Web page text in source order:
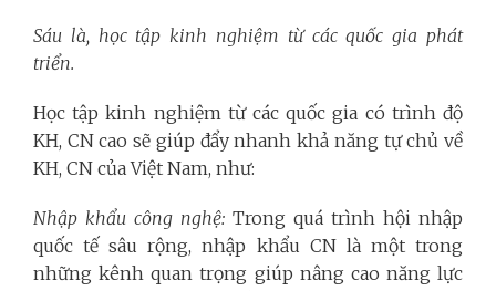
Sáu là, học tập kinh nghiệm từ các quốc gia phát
triển.
Học tập kinh nghiệm từ các quốc gia có trình độ
KH, CN cao sẽ giúp đẩy nhanh khả năng tự chủ về
KH, CN của Việt Nam, như:
Nhập khẩu công nghệ: Trong quá trình hội nhập
quốc tế sâu rộng, nhập khẩu CN là một trong
những kênh quan trọng giúp nâng cao năng lực